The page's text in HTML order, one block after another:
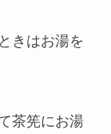
きはお湯を
茶筅にお湯